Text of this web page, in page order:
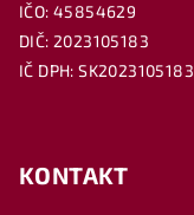
IČO: 45854629
DIČ: 2023105183
IČ DPH: SK2023105183
KONTAKT